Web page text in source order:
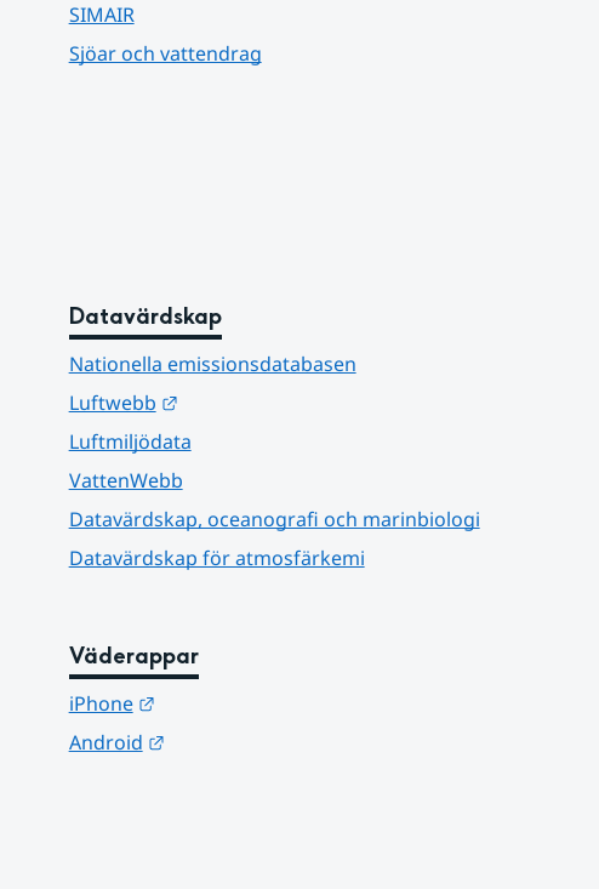
SIMAIR
Sjöar och vattendrag
Datavärdskap
Nationella emissionsdatabasen
Luftwebb
Länk till annan webbplats.
Luftmiljödata
VattenWebb
Datavärdskap, oceanografi och marinbiologi
Datavärdskap för atmosfärkemi
Väderappar
iPhone
Länk till annan webbplats.
Android
Länk till annan webbplats.